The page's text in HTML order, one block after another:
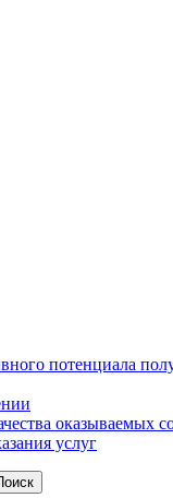
потенциала
оказываемых
услуг